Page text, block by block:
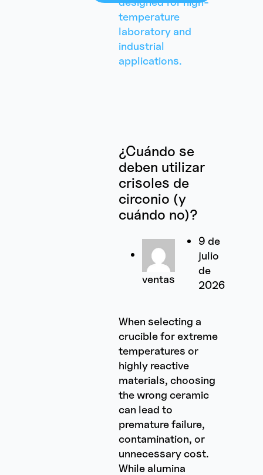
¿Cuándo se
deben utilizar
crisoles de
circonio (y
cuándo no)?
ventas
9 de
julio
de
2026
When selecting a
crucible for extreme
temperatures or
highly reactive
materials, choosing
the wrong ceramic
can lead to
premature failure,
contamination, or
unnecessary cost.
While alumina